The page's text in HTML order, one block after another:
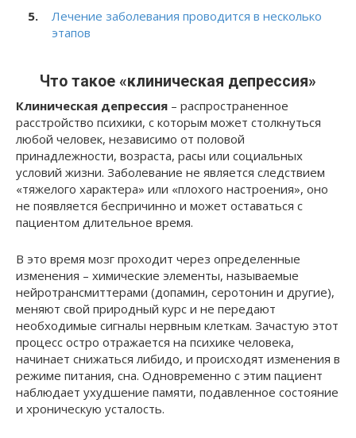
Лечение заболевания проводится в несколько
этапов
Что такое «клиническая депрессия»
Клиническая депрессия – распространенное
расстройство психики, с которым может столкнуться
любой человек, независимо от половой
принадлежности, возраста, расы или социальных
условий жизни. Заболевание не является следствием
«тяжелого характера» или «плохого настроения», оно
не появляется беспричинно и может оставаться с
пациентом длительное время.
В это время мозг проходит через определенные
изменения – химические элементы, называемые
нейротрансмиттерами (допамин, серотонин и другие),
меняют свой природный курс и не передают
необходимые сигналы нервным клеткам. Зачастую этот
процесс остро отражается на психике человека,
начинает снижаться либидо, и происходят изменения в
режиме питания, сна. Одновременно с этим пациент
наблюдает ухудшение памяти, подавленное состояние
и хроническую усталость.